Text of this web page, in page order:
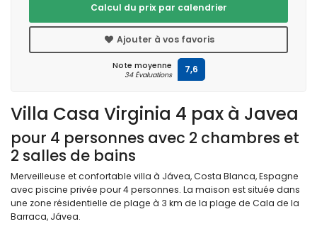
Villa Casa Virginia 4 pax à Javea
pour 4 personnes avec 2 chambres et
2 salles de bains
Merveilleuse et confortable villa à Jávea, Costa Blanca, Espagne
avec piscine privée pour 4 personnes. La maison est située dans
une zone résidentielle de plage à 3 km de la plage de Cala de la
Barraca, Jávea.
Calcul du prix par calendrier
Ajouter à vos favoris
Note moyenne
34 Évaluations 7,6